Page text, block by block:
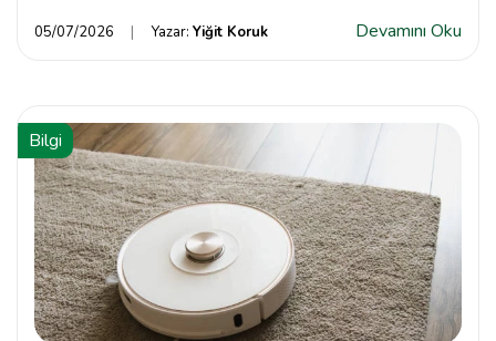
05/07/2026 Yazar: Yiğit Koruk Devamını Oku
Bilgi